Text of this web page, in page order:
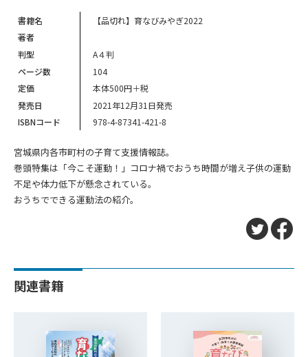
書籍名
【品切れ】育なびみやぎ2022
著者
判型
A４判
ページ数
104
定価
本体500円＋税
発売日
2021年12月31日発売
ISBNコード
978-4-87341-421-8
宮城県内各市町村の子育て支援情報誌。
巻頭特集は「今こそ運動！」コロナ禍でおうち時間が増え子供の運動
不足や体力低下が懸念されている。
おうちでできる運動法の紹介。
関連書籍